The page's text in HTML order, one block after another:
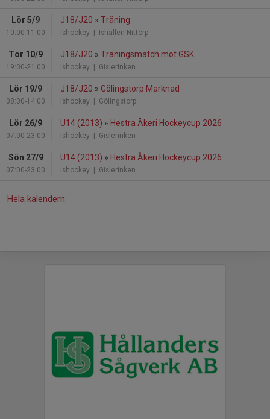
Lör 5/9
10:00-11:00
J18/J20 » Träning
Ishockey | Ishallen Nittorp
Tor 10/9
19:00-21:00
J18/J20 » Träningsmatch mot GSK
Ishockey | Gislerinken
Lör 19/9
08:00-14:00
J18/J20 » Gölingstorp Marknad
Ishockey | Gölingstorp
Lör 26/9
07:00-23:00
U14 (2013) » Hestra Åkeri Hockeycup 2026
Ishockey | Gislerinken
Sön 27/9
07:00-23:00
U14 (2013) » Hestra Åkeri Hockeycup 2026
Ishockey | Gislerinken
Hela kalendern